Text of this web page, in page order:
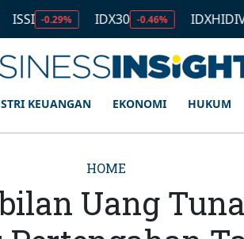
IDX30 -0.46% IDXHIDIV20 -
KEUANGAN EKONOMI HUKUM
HOME
Uang